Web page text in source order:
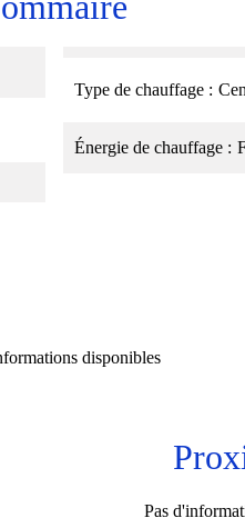
Type de chauffage
Énergie de chauffage
disponibles
Pas